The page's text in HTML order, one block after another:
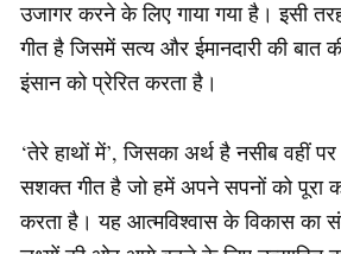
उजागर करने के लिए गाया गया है। इसी
गीत है जिसमें सत्य और ईमानदारी की बात
इंसान को प्रेरित करता है।
‘तेरे हाथों में’, जिसका अर्थ है नसीब वहीं
सशक्त गीत है जो हमें अपने सपनों को पूरा
करता है। यह आत्मविश्वास के विकास